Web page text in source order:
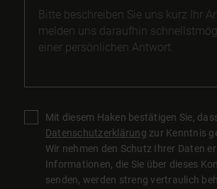
Mit diesem Haken bestätigen Sie,
Datenschutzerklärung zur Kenntnis
Wir nehmen den Schutz Ihrer Daten
Informationen, die Sie über dieses
senden, werden streng vertraulich